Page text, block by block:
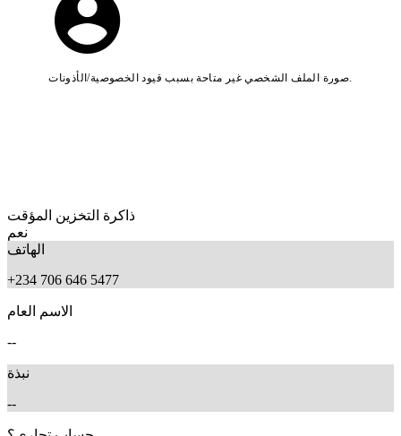
صورة الملف الشخصي غير متاحة بسبب قيود الخصوصية/الأذونات.
ذاكرة التخزين المؤقت
نعم
الهاتف
+234 706 646 5477
الاسم العام
--
نبذة
--